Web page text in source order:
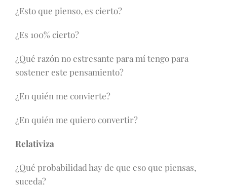
¿Esto que pienso, es cierto?
¿Es 100% cierto?
¿Qué razón no estresante para mí tengo para
sostener este pensamiento?
¿En quién me convierte?
¿En quién me quiero convertir?
Relativiza
¿Qué probabilidad hay de que eso que piensas,
suceda?